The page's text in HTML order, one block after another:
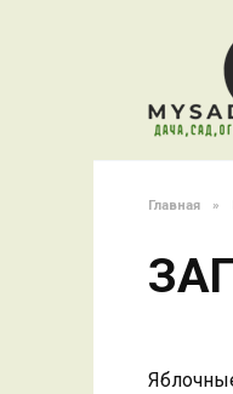
Главная »